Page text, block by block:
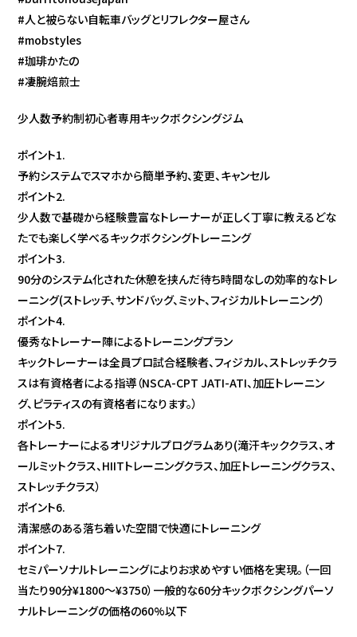
#人と被らない自転車バッグとリフレクター屋さん
#mobstyles
#珈琲かたの
#凄腕焙煎士
少人数予約制初心者専用キックボクシングジム
ポイント1.
予約システムでスマホから簡単予約、変更、キャンセル
ポイント2.
少人数で基礎から経験豊富なトレーナーが正しく丁寧に教えるどな
たでも楽しく学べるキックボクシングトレーニング
ポイント3.
90分のシステム化された休憩を挟んだ待ち時間なしの効率的なトレ
ーニング(ストレッチ、サンドバッグ、ミット、フィジカルトレーニング）
ポイント4.
優秀なトレーナー陣によるトレーニングプラン
キックトレーナーは全員プロ試合経験者、フィジカル、ストレッチクラ
スは有資格者による指導（NSCA-CPT JATI-ATI、加圧トレーニン
グ、ピラティスの有資格者になります。）
ポイント5.
各トレーナーによるオリジナルプログラムあり(滝汗キッククラス、オ
ールミットクラス、HIITトレーニングクラス、加圧トレーニングクラス、
ストレッチクラス）
ポイント6.
清潔感のある落ち着いた空間で快適にトレーニング
ポイント7.
セミパーソナルトレーニングによりお求めやすい価格を実現。（一回
当たり90分¥1800〜¥3750）一般的な60分キックボクシングパーソ
ナルトレーニングの価格の60%以下